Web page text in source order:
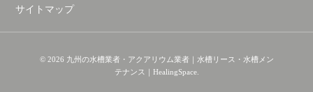
サイトマップ
© 2026 九州の水槽業者・アクアリウム業者｜水槽リース・水槽メン
テナンス｜HealingSpace.